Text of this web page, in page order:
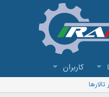
کاربران